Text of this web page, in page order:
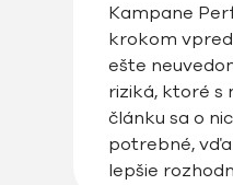
Kampane
krokom
ešte
riziká, ktoré s
článku sa o
potrebné,
lepšie